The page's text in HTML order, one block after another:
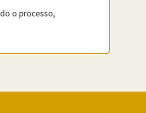
o processo,